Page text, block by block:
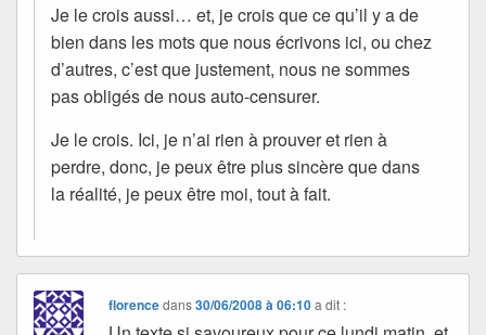
Je le crois aussi… et, je crois que ce qu’il y a de
bien dans les mots que nous écrivons ici, ou chez
d’autres, c’est que justement, nous ne sommes
pas obligés de nous auto-censurer.
Je le crois. Ici, je n’ai rien à prouver et rien à
perdre, donc, je peux être plus sincère que dans
la réalité, je peux être moi, tout à fait.
florencedans30/06/2008 à 06:10 a dit :